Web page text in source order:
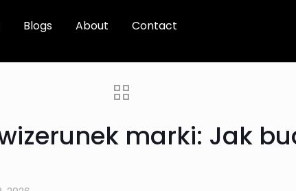
Blogs About Contact
marki: Jak